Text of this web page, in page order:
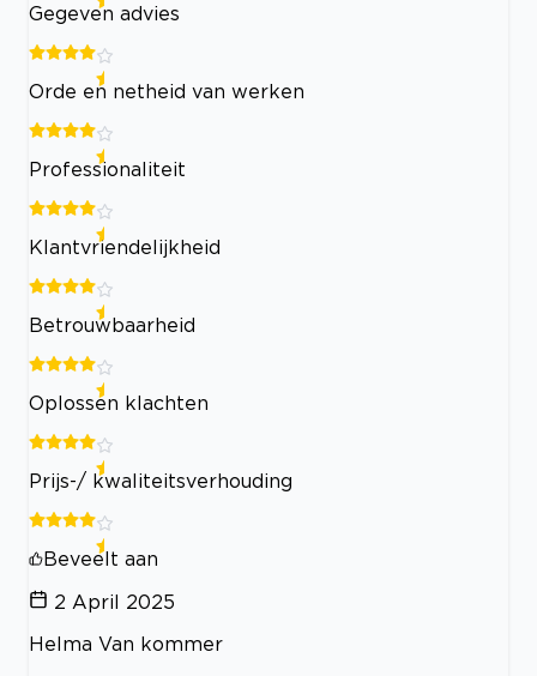
Gegeven advies
Orde en netheid van werken
Professionaliteit
Klantvriendelijkheid
Betrouwbaarheid
Oplossen klachten
Prijs-/ kwaliteitsverhouding
Beveelt aan
2 April 2025
Helma Van kommer